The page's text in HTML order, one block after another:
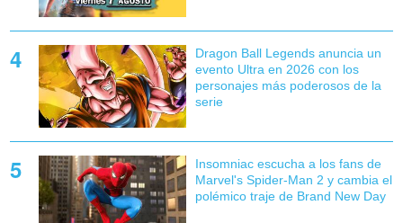
Dragon Ball Legends anuncia un
evento Ultra en 2026 con los
personajes más poderosos de la
serie
Insomniac escucha a los fans de
Marvel's Spider-Man 2 y cambia el
polémico traje de Brand New Day